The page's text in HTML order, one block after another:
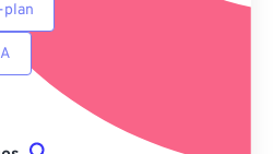
plan